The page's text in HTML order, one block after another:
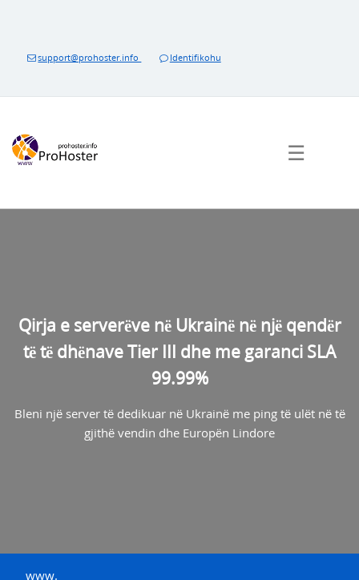
support@prohoster.info Identifikohu
☰
Qirja e serverëve në Ukrainë në një qendër
të të dhënave Tier III dhe me garanci SLA
99.99%
Bleni një server të dedikuar në Ukrainë me ping të ulët në të
gjithë vendin dhe Europën Lindore
www.